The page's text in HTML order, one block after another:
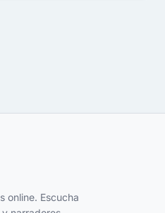
online. Escucha